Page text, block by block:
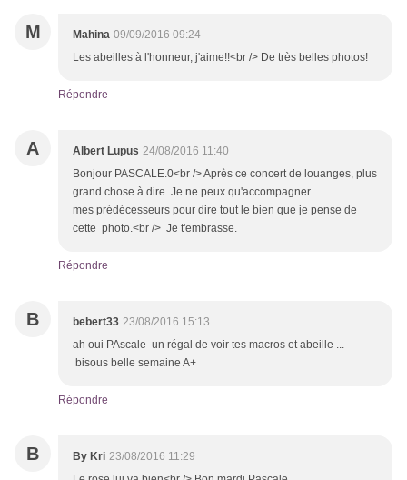
M Mahina 09/09/2016 09:24
Les abeilles à l'honneur, j'aime!!<br /> De très belles photos!
Répondre
A Albert Lupus 24/08/2016 11:40
Bonjour PASCALE.0<br /> Après ce concert de louanges, plus
grand chose à dire. Je ne peux qu'accompagner
mes prédécesseurs pour dire tout le bien que je pense de
cette photo.<br /> Je t'embrasse.
Répondre
B bebert33 23/08/2016 15:13
ah oui PAscale un régal de voir tes macros et abeille ...
bisous belle semaine A+
Répondre
B By Kri 23/08/2016 11:29